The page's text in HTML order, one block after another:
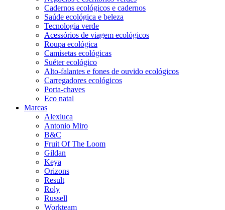
Cadernos ecológicos e cadernos
Saúde ecológica e beleza
Tecnologia verde
Acessórios de viagem ecológicos
Roupa ecológica
Camisetas ecológicas
Suéter ecológico
Alto-falantes e fones de ouvido ecológicos
Carregadores ecológicos
Porta-chaves
Eco natal
Marcas
Alexluca
Antonio Miro
B&C
Fruit Of The Loom
Gildan
Keya
Orizons
Result
Roly
Russell
Workteam